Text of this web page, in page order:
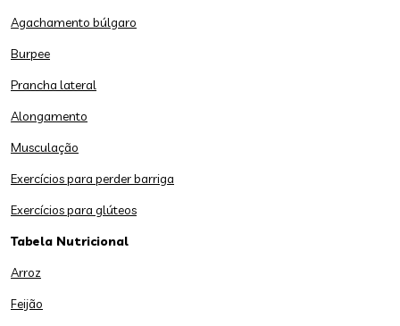
Agachamento búlgaro
Burpee
Prancha lateral
Alongamento
Musculação
Exercícios para perder barriga
Exercícios para glúteos
Tabela Nutricional
Arroz
Feijão